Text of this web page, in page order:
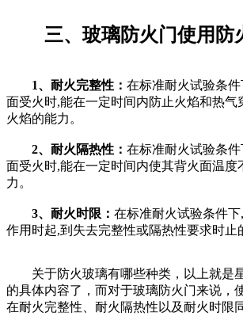
三、玻璃防火门使用防
1、耐火完整性： 在标准耐火试验条
面受火时,能在一定时间内防止火焰和热气
火焰的能力。
2、耐火隔热性： 在标准耐火试验条
面受火时,能在一定时间内使其背火面温度
力。
3、耐火时限： 在标准耐火试验条件
作用时起,到失去完整性或隔热性要求时止
关于防火玻璃有哪些种类，以上就是
的具体内容了，而对于玻璃防火门来说，
在耐火完整性、耐火隔热性以及耐火时限